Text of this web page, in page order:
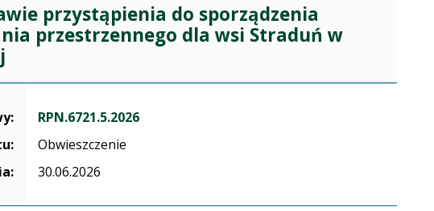
przystąpienia do sporządzenia
przestrzennego dla wsi Straduń w
RPN.6721.5.2026
Obwieszczenie
30.06.2026